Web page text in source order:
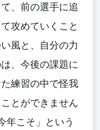
、前の選手に追
攻めていくこと
風と、自分の力
、今後の課題に
練習の中で怪我
とができません
年こそ」という